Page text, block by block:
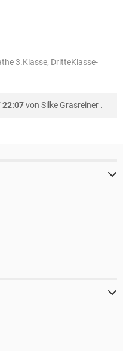
3.Klasse, DritteKlasse-
22:07von Silke Grasreiner .